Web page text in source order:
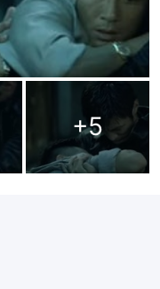
+5